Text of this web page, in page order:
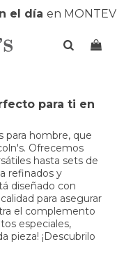
el día en
para ti en
para hombre, que
Ofrecemos
hasta sets de
refinados y
diseñado con
para asegurar
el complemento
especiales,
pieza! ¡Descubrilo